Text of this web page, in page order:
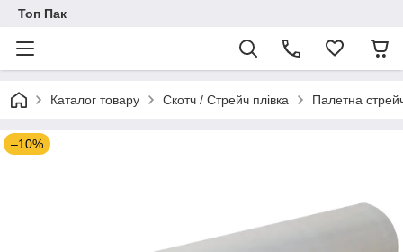
Топ Пак
Каталог товару Скотч / Стрейч плівка Палетна
–10%